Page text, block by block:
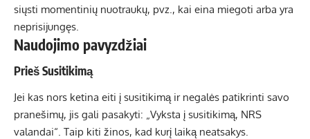
siųsti momentinių nuotraukų, pvz., kai eina miegoti arba yra
neprisijungęs.
Naudojimo pavyzdžiai
Prieš Susitikimą
Jei kas nors ketina eiti į susitikimą ir negalės patikrinti savo
pranešimų, jis gali pasakyti: „Vyksta į susitikimą, NRS
valandai“. Taip kiti žinos, kad kurį laiką neatsakys.